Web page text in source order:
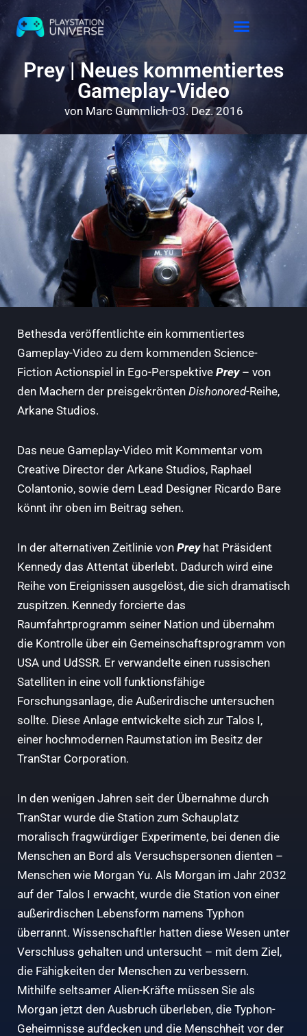
Prey | Neues kommentiertes
Gameplay-Video
von Marc Gummlich 03. Dez. 2016
Bethesda veröffentlichte ein kommentiertes
Gameplay-Video zu dem kommenden Science-
Fiction Actionspiel in Ego-Perspektive Prey– von
den Machern der preisgekrönten Dishonored-Reihe,
Arkane Studios.
Das neue Gameplay-Video mit Kommentar vom
Creative Director der Arkane Studios, Raphael
Colantonio, sowie dem Lead Designer Ricardo Bare
könnt ihr oben im Beitrag sehen.
In der alternativen Zeitlinie von Prey hat Präsident
Kennedy das Attentat überlebt. Dadurch wird eine
Reihe von Ereignissen ausgelöst, die sich dramatisch
zuspitzen. Kennedy forcierte das
Raumfahrtprogramm seiner Nation und übernahm
die Kontrolle über ein Gemeinschaftsprogramm von
USA und UdSSR. Er verwandelte einen russischen
Satelliten in eine voll funktionsfähige
Forschungsanlage, die Außerirdische untersuchen
sollte. Diese Anlage entwickelte sich zur Talos I,
einer hochmodernen Raumstation im Besitz der
TranStar Corporation.
In den wenigen Jahren seit der Übernahme durch
TranStar wurde die Station zum Schauplatz
moralisch fragwürdiger Experimente, bei denen die
Menschen an Bord als Versuchspersonen dienten –
Menschen wie Morgan Yu. Als Morgan im Jahr 2032
auf der Talos I erwacht, wurde die Station von einer
außerirdischen Lebensform namens Typhon
überrannt. Wissenschaftler hatten diese Wesen unter
Verschluss gehalten und untersucht – mit dem Ziel,
die Fähigkeiten der Menschen zu verbessern.
Mithilfe seltsamer Alien-Kräfte müssen Sie als
Morgan jetzt den Ausbruch überleben, die Typhon-
Geheimnisse aufdecken und die Menschheit vor der